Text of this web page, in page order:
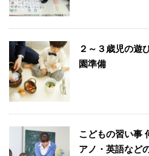
２～３歳児の遊
園準備
こどもの習い事
アノ・英語など